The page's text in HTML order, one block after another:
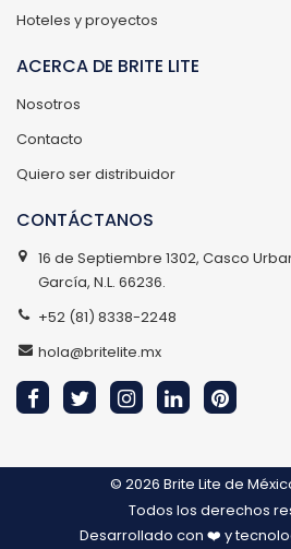
Hoteles y proyectos
ACERCA DE BRITE LITE
Nosotros
Contacto
Quiero ser distribuidor
CONTÁCTANOS
16 de Septiembre 1302, Casco
García, N.L. 66236.
+52 (81) 8338-2248
hola@britelite.mx
© 2026 Brite Lite de
Todos los derechos
Desarrollado con ❤️ y